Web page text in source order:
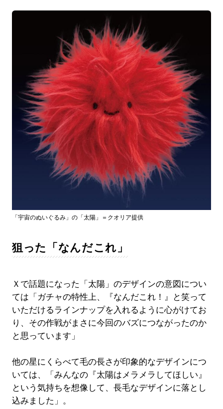
「宇宙のぬいぐるみ」の「太陽」＝クオリア提供
狙った「なんだこれ」
Ｘで話題になった「太陽」のデザインの意図につい
ては「ガチャの特性上、『なんだこれ！』と笑って
いただけるラインナップを入れるように心がけてお
り、その作戦がまさに今回のバズにつながったのか
と思っています」
他の星にくらべて毛の長さが印象的なデザインにつ
いては、「みんなの『太陽はメラメラしてほしい』
という気持ちを想像して、長毛なデザインに落とし
込みました」。